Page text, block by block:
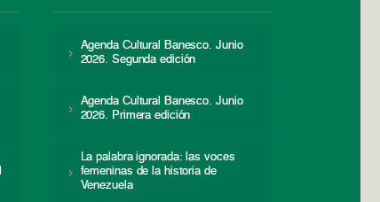
Agenda Cultural Banesco. Junio
2026. Segunda edición
Agenda Cultural Banesco. Junio
2026. Primera edición
La palabra ignorada: las voces
femeninas de la historia de
Venezuela